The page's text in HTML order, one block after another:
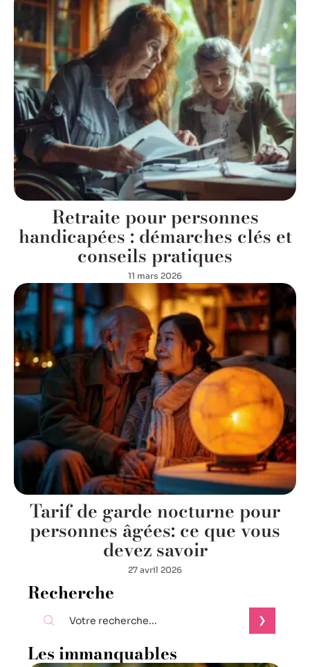
Retraite pour personnes
handicapées : démarches clés et
conseils pratiques
11 mars 2026
Tarif de garde nocturne pour
personnes âgées: ce que vous
devez savoir
27 avril 2026
Recherche
Les immanquables